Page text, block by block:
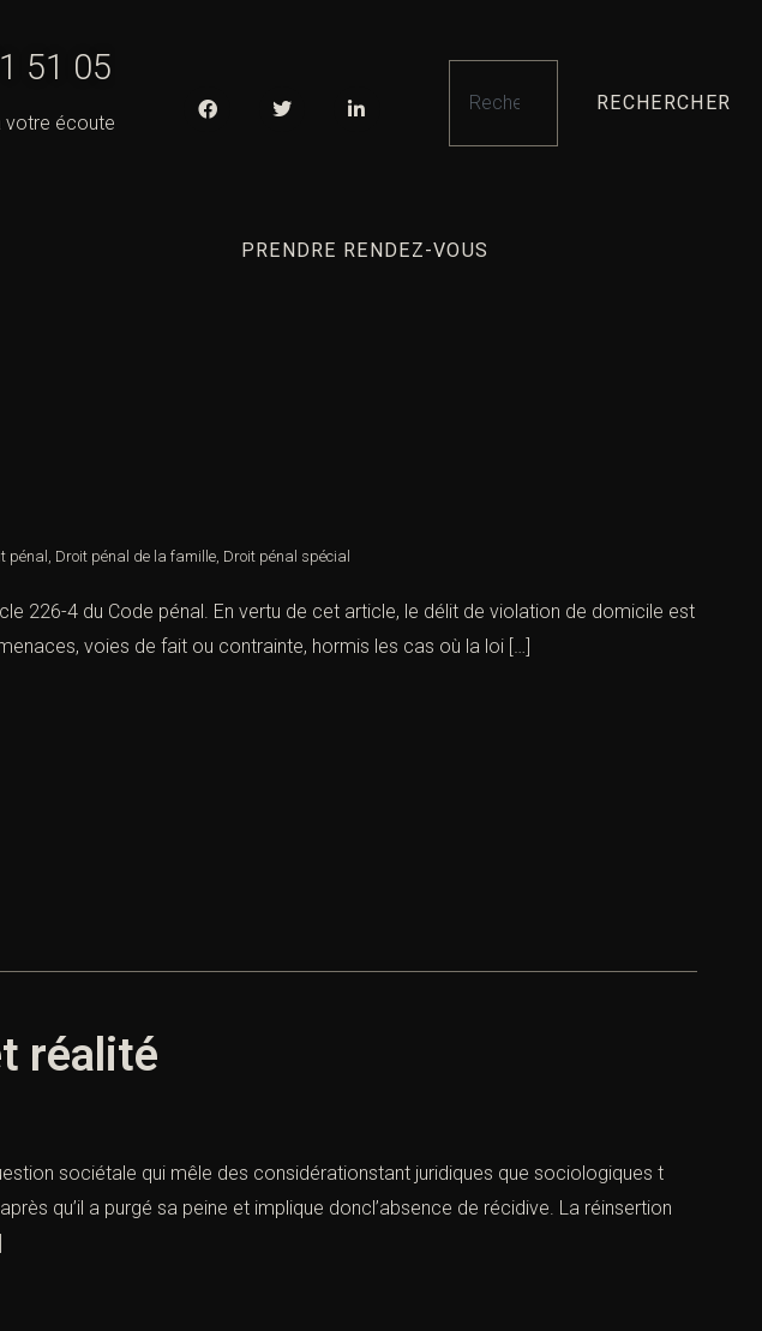
51 05
votre écoute
RECHERCHER
PRENDRE RENDEZ-VOUS
pénal , Droit pénal de la famille, Droit pénal spécial
226-4 du Code pénal. En vertu de cet article, le délit de violation de domicile est
voies de fait ou contrainte, hormis les cas où la loi […]
réalité
sociétale qui mêle des considérationstant juridiques que sociologiques t
qu’il a purgé sa peine et implique doncl’absence de récidive. La réinsertion